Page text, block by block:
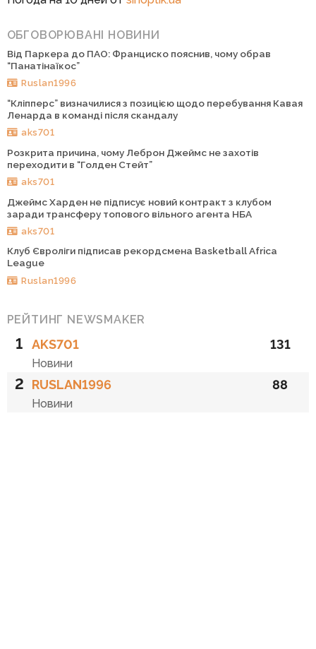
ОБГОВОРЮВАНІ НОВИНИ
Від Паркера до ПАО: Франциско пояснив, чому обрав
“Панатінаїкос”
Ruslan1996
“Кліпперс” визначилися з позицією щодо перебування Кавая
Ленарда в команді після скандалу
aks701
Розкрита причина, чому Леброн Джеймс не захотів
переходити в “Голден Стейт”
aks701
Джеймс Харден не підписує новий контракт з клубом
заради трансферу топового вільного агента НБА
aks701
Клуб Євроліги підписав рекордсмена Basketball Africa
League
Ruslan1996
РЕЙТИНГ NEWSMAKER
1 AKS701
Новини
131
2 RUSLAN1996
Новини
88